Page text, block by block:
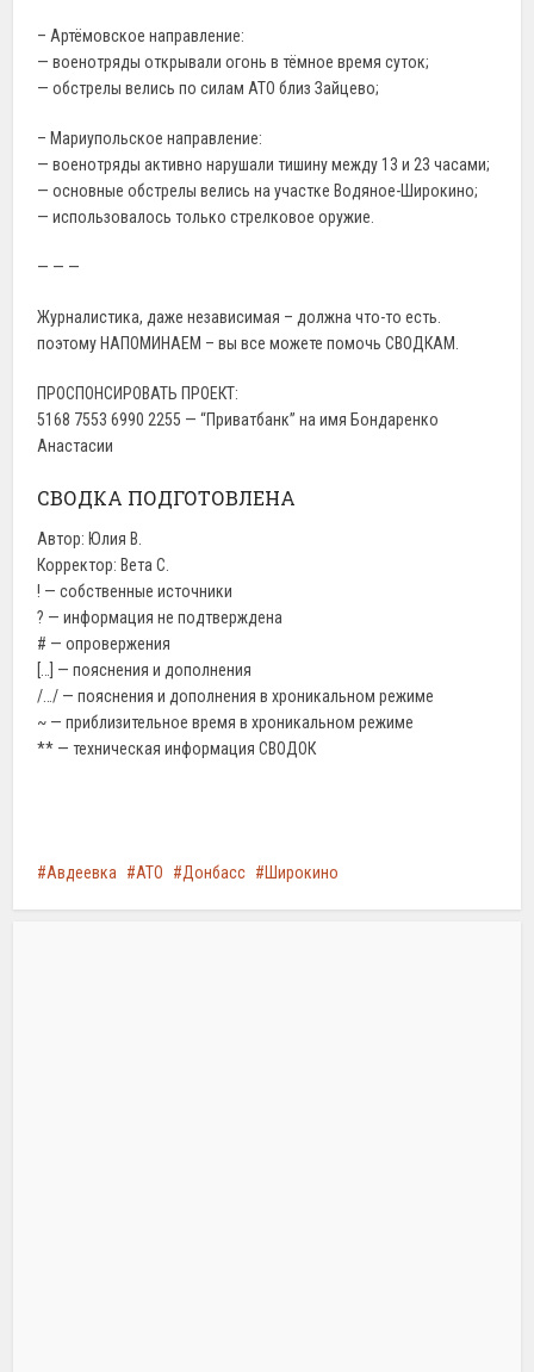
– Артёмовское направление:
— военотряды открывали огонь в тёмное время суток;
— обстрелы велись по силам АТО близ Зайцево;
– Мариупольское направление:
— военотряды активно нарушали тишину между 13 и 23 часами;
— основные обстрелы велись на участке Водяное-Широкино;
— использовалось только стрелковое оружие.
— — —
Журналистика, даже независимая – должна что-то есть.
поэтому НАПОМИНАЕМ – вы все можете помочь СВОДКАМ.
ПРОСПОНСИРОВАТЬ ПРОЕКТ:
5168 7553 6990 2255 — “Приватбанк” на имя Бондаренко
Анастасии
СВОДКА ПОДГОТОВЛЕНА
Автор: Юлия В.
Корректор: Вета С.
! — собственные источники
? — информация не подтверждена
# — опровержения
[…] — пояснения и дополнения
/…/ — пояснения и дополнения в хроникальном режиме
~ — приблизительное время в хроникальном режиме
** — техническая информация СВОДОК
Авдеевка АТО Донбасс Широкино